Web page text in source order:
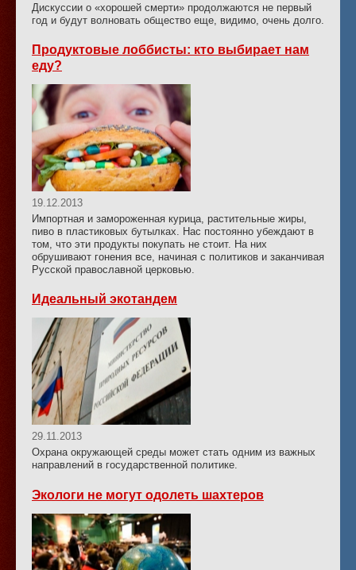
Дискуссии о «хорошей смерти» продолжаются не первый
год и будут волновать общество еще, видимо, очень долго.
Продуктовые лоббисты: кто выбирает нам
еду?
19.12.2013
Импортная и замороженная курица, растительные жиры,
пиво в пластиковых бутылках. Нас постоянно убеждают в
том, что эти продукты покупать не стоит. На них
обрушивают гонения все, начиная с политиков и заканчивая
Русской православной церковью.
Идеальный экотандем
29.11.2013
Охрана окружающей среды может стать одним из важных
направлений в государственной политике.
Экологи не могут одолеть шахтеров